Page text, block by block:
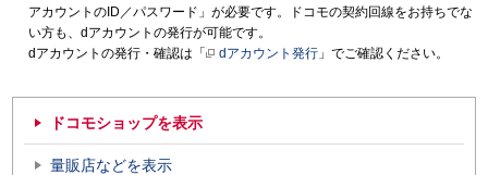
アカウントのID／パスワード」が必要です。ドコモの契約回線をお持ちでな
い方も、dアカウントの発行が可能です。
dアカウントの発行・確認は「
dアカウント発行 」でご確認ください。
ドコモショップを表示
量販店などを表示